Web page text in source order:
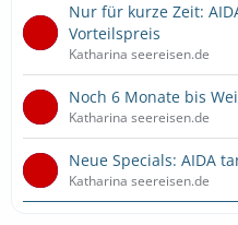
Nur für kurze Zeit:
Vorteilspreis
Katharina seereisen.de
Noch 6 Monate bis
Katharina seereisen.de
Neue Specials: AIDA
Katharina seereisen.de